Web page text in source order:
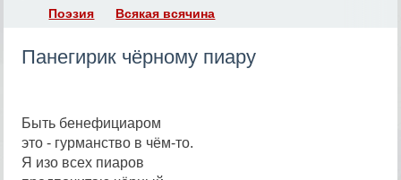
Поэзия Всякая всячина
Панегирик чёрному пиару
Быть бенефициаром
это - гурманство в чём-то.
Я изо всех пиаров